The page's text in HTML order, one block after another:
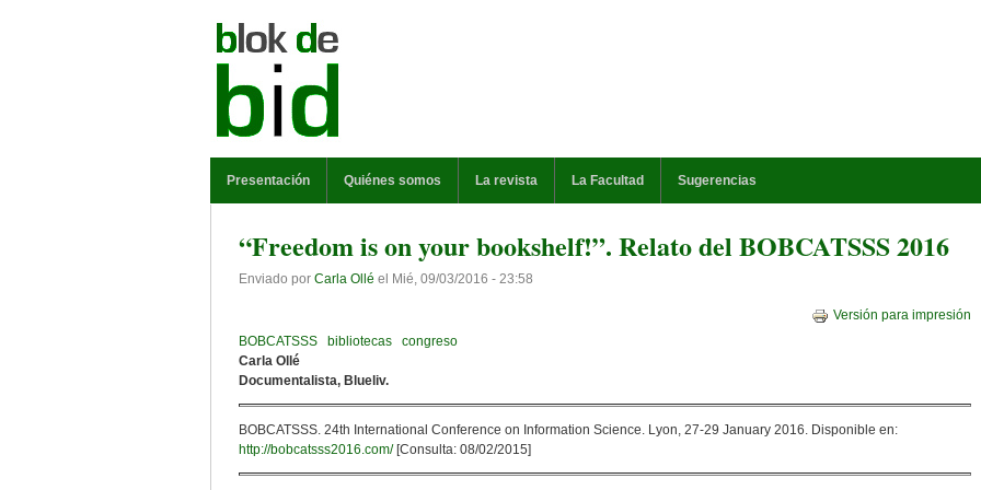
Presentación Quiénes somos La revista La Facultad Sugerencias
“Freedom is on your bookshelf!”. Relato del BOBCATSSS 2016
Enviado por Carla Ollé el Mié, 09/03/2016 - 23:58
Versión para impresión
BOBCATSSS
bibliotecas
congreso
Carla Ollé
Documentalista, Blueliv.
BOBCATSSS. 24th International Conference on Information Science. Lyon, 27-29 January 2016. Disponible en:
http://bobcatsss2016.com/[Consulta: 08/02/2015]